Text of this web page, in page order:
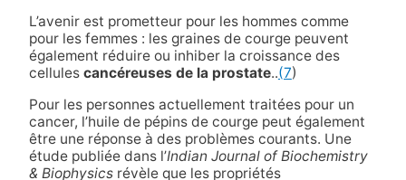
L’avenir est prometteur pour les hommes comme
pour les femmes : les graines de courge peuvent
également réduire ou inhiber la croissance des
cellules cancéreuses de la prostate..(7)
Pour les personnes actuellement traitées pour un
cancer, l’huile de pépins de courge peut également
être une réponse à des problèmes courants. Une
étude publiée dans l’Indian Journal of Biochemistry
& Biophysicsrévèle que les propriétés